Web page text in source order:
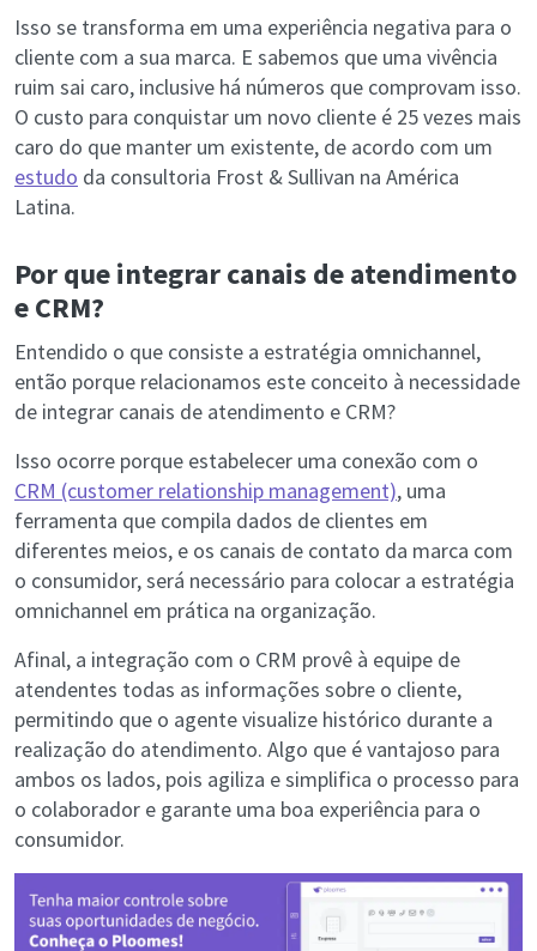
Isso se transforma em uma experiência negativa para o
cliente com a sua marca. E sabemos que uma vivência
ruim sai caro, inclusive há números que comprovam isso.
O custo para conquistar um novo cliente é 25 vezes mais
caro do que manter um existente, de acordo com um
estudo da consultoria Frost & Sullivan na América
Latina.
Por que integrar canais de atendimento
e CRM?
Entendido o que consiste a estratégia omnichannel,
então porque relacionamos este conceito à necessidade
de integrar canais de atendimento e CRM?
Isso ocorre porque estabelecer uma conexão com o
CRM (customer relationship management), uma
ferramenta que compila dados de clientes em
diferentes meios, e os canais de contato da marca com
o consumidor, será necessário para colocar a estratégia
omnichannel em prática na organização.
Afinal, a integração com o CRM provê à equipe de
atendentes todas as informações sobre o cliente,
permitindo que o agente visualize histórico durante a
realização do atendimento. Algo que é vantajoso para
ambos os lados, pois agiliza e simplifica o processo para
o colaborador e garante uma boa experiência para o
consumidor.